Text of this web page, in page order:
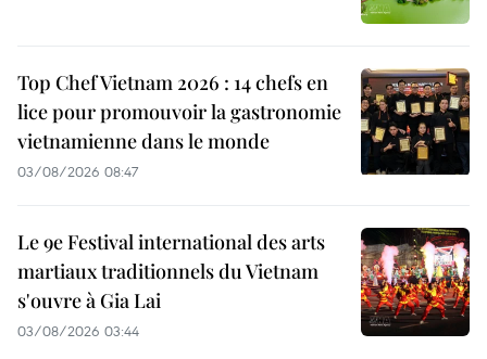
Top Chef Vietnam 2026 : 14 chefs en
lice pour promouvoir la gastronomie
vietnamienne dans le monde
03/08/2026 08:47
Le 9e Festival international des arts
martiaux traditionnels du Vietnam
s'ouvre à Gia Lai
03/08/2026 03:44